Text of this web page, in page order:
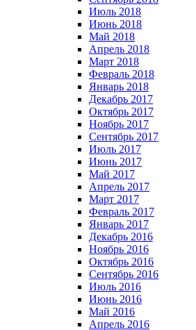
Июль 2018
Июнь 2018
Май 2018
Апрель 2018
Март 2018
Февраль 2018
Январь 2018
Декабрь 2017
Октябрь 2017
Ноябрь 2017
Сентябрь 2017
Июль 2017
Июнь 2017
Май 2017
Апрель 2017
Март 2017
Февраль 2017
Январь 2017
Декабрь 2016
Ноябрь 2016
Октябрь 2016
Сентябрь 2016
Июль 2016
Июнь 2016
Май 2016
Апрель 2016